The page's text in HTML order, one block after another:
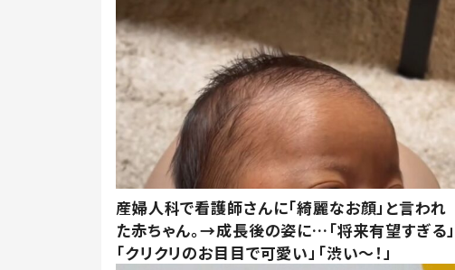
産婦人科で看護師さんに「綺麗なお顔」と言われ
た赤ちゃん。→成長後の姿に…「将来有望すぎる」
「クリクリのお目目で可愛い」「渋い～！」